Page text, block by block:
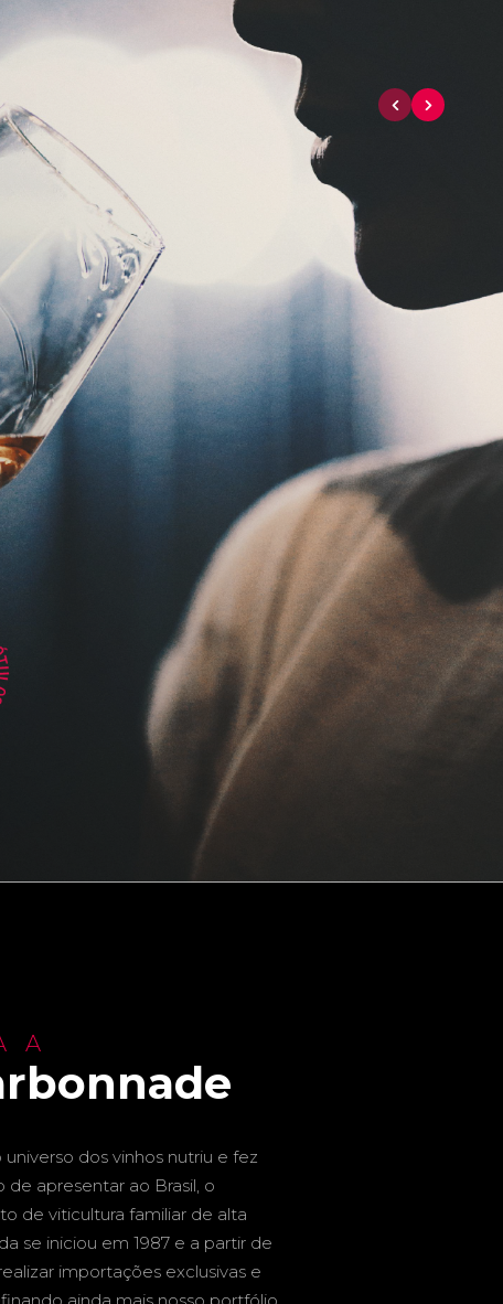
A
dos vinhos nutriu e fez
de apresentar ao Brasil, o
de viticultura familiar de alta
se iniciou em 1987 e a partir de
importações exclusivas e